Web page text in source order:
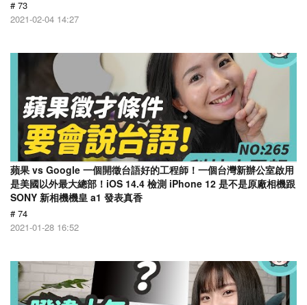
# 73
2021-02-04 14:27
蘋果 vs Google 一個開徵台語好的工程師！一個台灣新辦公室啟用
是美國以外最大總部！iOS 14.4 檢測 iPhone 12 是不是原廠相機跟
SONY 新相機機皇 a1 發表真香
# 74
2021-01-28 16:52